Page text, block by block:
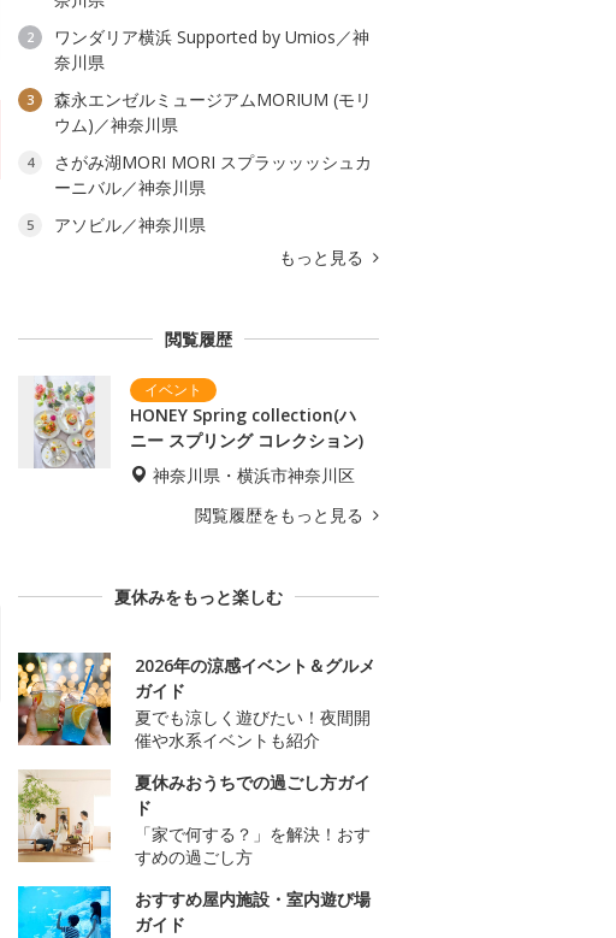
2
ワンダリア横浜 Supported by Umios／神
奈川県
3
森永エンゼルミュージアムMORIUM (モリ
ウム)／神奈川県
4
さがみ湖MORI MORI スプラッッッシュカ
ーニバル／神奈川県
5
アソビル／神奈川県
もっと見る
閲覧履歴
HONEY Spring collection(ハ
ニー スプリング コレクション)
神奈川県・横浜市神奈川区
閲覧履歴をもっと見る
夏休みをもっと楽しむ
2026年の涼感イベント＆グルメ
ガイド
夏でも涼しく遊びたい！夜間開
催や水系イベントも紹介
夏休みおうちでの過ごし方ガイ
ド
「家で何する？」を解決！おす
すめの過ごし方
おすすめ屋内施設・室内遊び場
ガイド